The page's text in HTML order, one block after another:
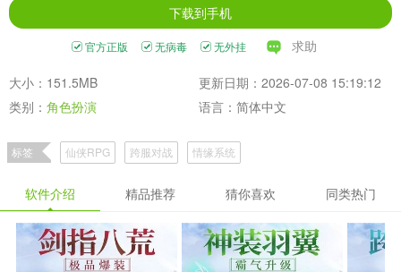
下载到手机
官方正版 无病毒 无外挂 求助
大小：151.5MB
更新日期：2026-07-08 15:19:12
类别： 角色扮演 语言：简体中文
标签 仙侠RPG 跨服对战 情缘系统
软件介绍 精品推荐 猜你喜欢 同类热门